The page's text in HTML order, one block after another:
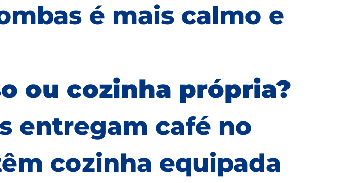
é mais calmo e
ou cozinha própria?
entregam café no
cozinha equipada